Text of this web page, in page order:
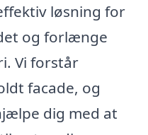
løsning for
og forlænge
Vi forstår
facade, og
dig med at